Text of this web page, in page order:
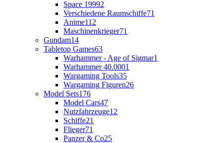
Space 19992
Verschiedene Raumschiffe71
Anime112
Maschinenkrieger71
Gundam14
Tabletop Games63
Warhammer - Age of Sigmar1
Warhammer 40.0001
Wargaming Tools35
Wargaming Figuren26
Model Sets176
Model Cars47
Nutzfahrzeuge12
Schiffe21
Flieger71
Panzer & Co25